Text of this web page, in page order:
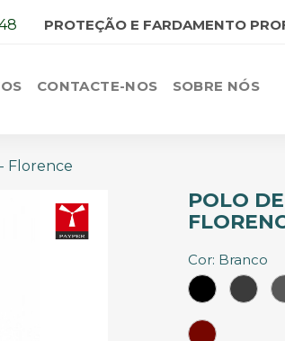
PROTEÇÃO E FARDAMENTO
CONTACTE-NOS SOBRE NÓS
Florence
POLO
Cor: Branco
Preto
Vermelho